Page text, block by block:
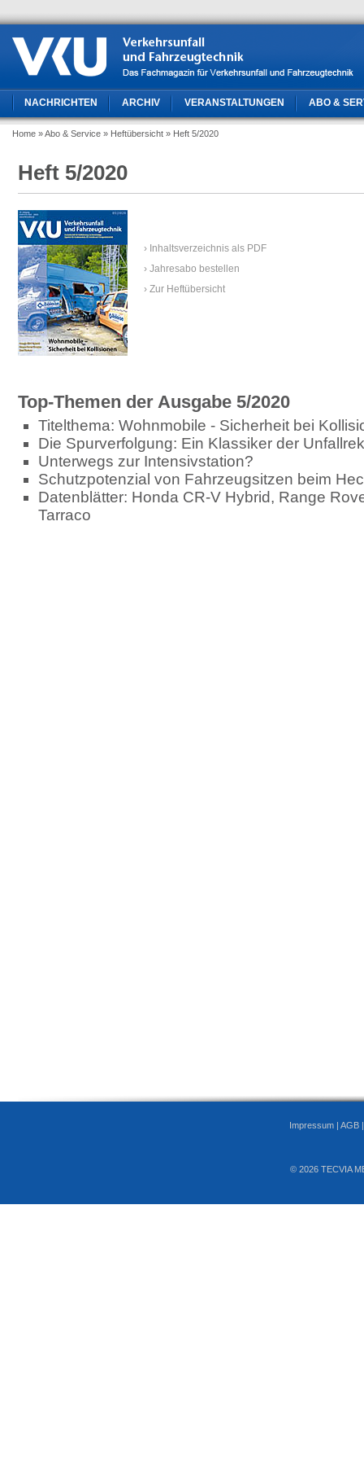
NACHRICHTEN ARCHIV VERANSTALTUNGEN ABO &
Home » Abo & Service » Heftübersicht » Heft 5/2020
Heft 5/2020
› Inhaltsverzeichnis als PDF
› Jahresabo bestellen
› Zur Heftübersicht
Top-Themen der Ausgabe 5/2020
Titelthema: Wohnmobile - Sicherheit bei
Die Spurverfolgung: Ein Klassiker der
Unterwegs zur Intensivstation?
Schutzpotenzial von Fahrzeugsitzen beim
Datenblätter: Honda CR-V Hybrid, Range
Tarraco
Impressum | AGB
© 2026 TECVIA